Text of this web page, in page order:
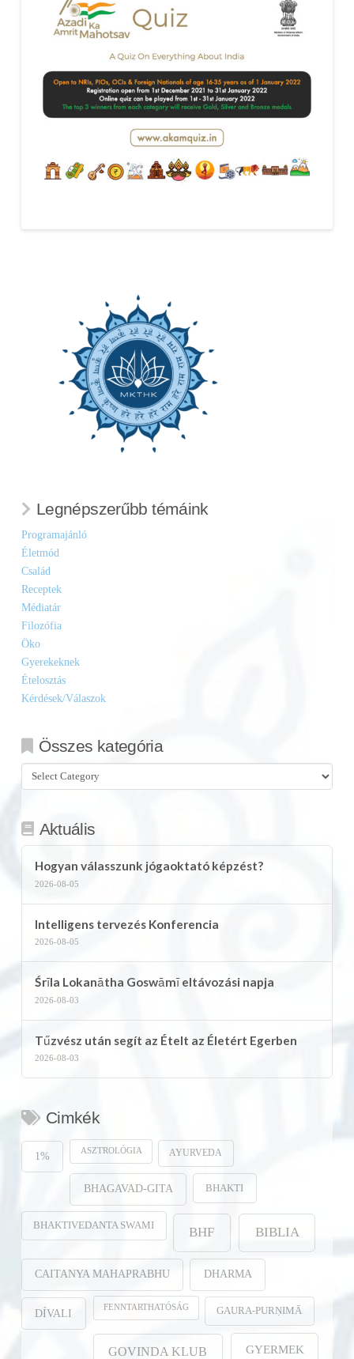
Legnépszerűbb témáink
Programajánló
Életmód
Család
Receptek
Médiatár
Filozófia
Öko
Gyerekeknek
Ételosztás
Kérdések/Válaszok
Összes kategória
Összes
kategória
Aktuális
Hogyan válasszunk jógaoktató képzést?
2026-08-05
Intelligens tervezés Konferencia
2026-08-05
Śrīla Lokanātha Goswāmī eltávozási napja
2026-08-03
Tűzvész után segít az Ételt az Életért Egerben
2026-08-03
Cimkék
1% ASZTROLÓGIA AYURVEDA
BHAGAVAD-GITA BHAKTI
BHAKTIVEDANTA SWAMI BHF BIBLIA
CAITANYA MAHAPRABHU DHARMA
DÍVALI FENNTARTHATÓSÁG GAURA-PURṆIMĀ
GOVINDA KLUB GYERMEK